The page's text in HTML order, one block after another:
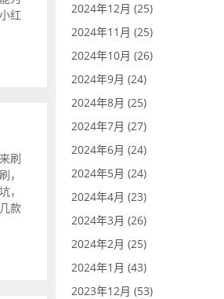
红
刷
，
，
款
2024年12月 (25)
2024年11月 (25)
2024年10月 (26)
2024年9月 (24)
2024年8月 (25)
2024年7月 (27)
2024年6月 (24)
2024年5月 (24)
2024年4月 (23)
2024年3月 (26)
2024年2月 (25)
2024年1月 (43)
2023年12月 (53)